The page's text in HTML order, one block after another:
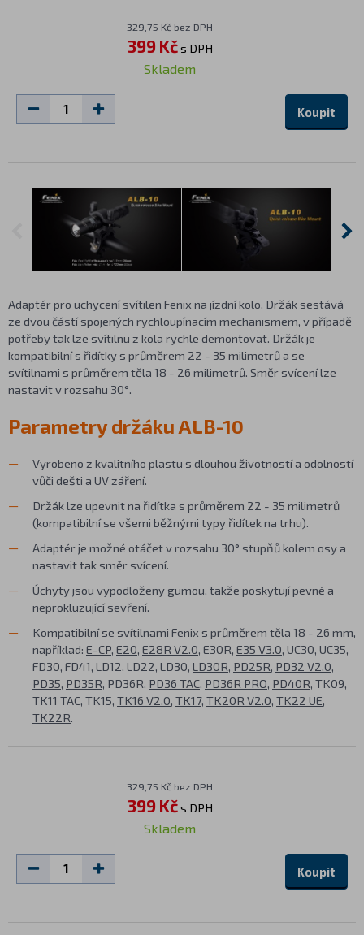
329,75 Kč bez DPH
399 Kčs DPH
Skladem
Koupit
Adaptér pro uchycení svítilen Fenix na jízdní kolo. Držák sestává
ze dvou částí spojených rychloupínacím mechanismem, v případě
potřeby tak lze svítilnu z kola rychle demontovat. Držák je
kompatibilní s řidítky s průměrem 22 - 35 milimetrů a se
svítilnami s průměrem těla 18 - 26 milimetrů. Směr svícení lze
nastavit v rozsahu 30°.
Parametry držáku ALB-10
Vyrobeno z kvalitního plastu s dlouhou životností a odolností
vůči dešti a UV záření.
Držák lze upevnit na řidítka s průměrem 22 - 35 milimetrů
(kompatibilní se všemi běžnými typy řidítek na trhu).
Adaptér je možné otáčet v rozsahu 30° stupňů kolem osy a
nastavit tak směr svícení.
Úchyty jsou vypodloženy gumou, takže poskytují pevné a
neprokluzující sevření.
Kompatibilní se svítilnami Fenix s průměrem těla 18 - 26 mm,
například: E-CP, E20, E28R V2.0, E30R, E35 V3.0, UC30, UC35,
FD30, FD41, LD12, LD22, LD30, LD30R, PD25R, PD32 V2.0,
PD35, PD35R, PD36R, PD36 TAC, PD36R PRO, PD40R, TK09,
TK11 TAC, TK15, TK16 V2.0, TK17, TK20R V2.0, TK22 UE,
TK22R.
329,75 Kč bez DPH
399 Kčs DPH
Skladem
Koupit